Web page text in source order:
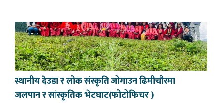
स्थानीय देउडा र लोक संस्कृति जोगाउन ढिमीचौरमा
जलपान र सांस्कृतिक भेटघाट(फोटोफिचर )